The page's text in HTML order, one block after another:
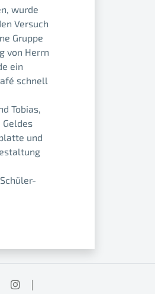
wurde
Versuch
Gruppe
von Herrn
ein
schnell
Tobias,
und